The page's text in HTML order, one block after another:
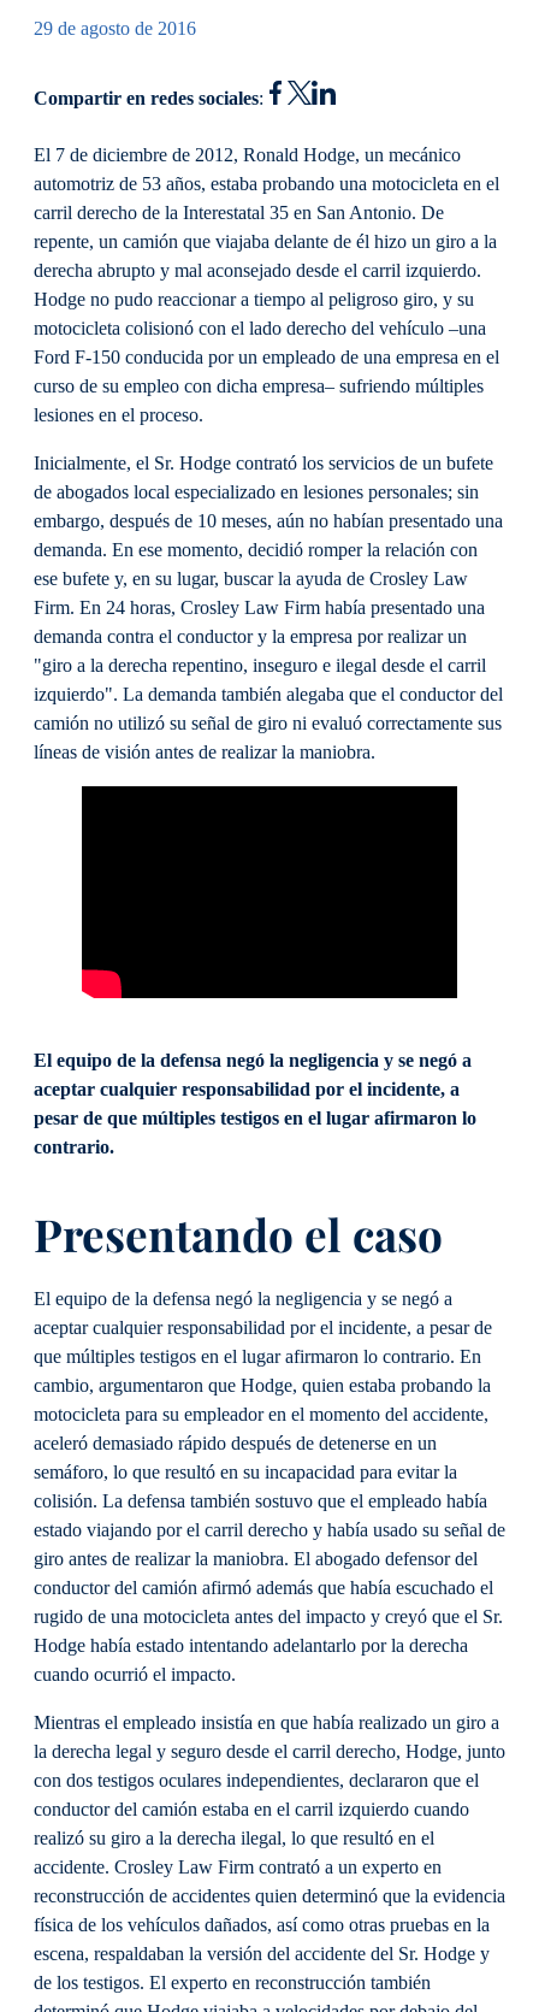
29 de agosto de 2016
Compartir en redes sociales:
El 7 de diciembre de 2012, Ronald Hodge, un mecánico
automotriz de 53 años, estaba probando una motocicleta en el
carril derecho de la Interestatal 35 en San Antonio. De
repente, un camión que viajaba delante de él hizo un giro a la
derecha abrupto y mal aconsejado desde el carril izquierdo.
Hodge no pudo reaccionar a tiempo al peligroso giro, y su
motocicleta colisionó con el lado derecho del vehículo –una
Ford F-150 conducida por un empleado de una empresa en el
curso de su empleo con dicha empresa– sufriendo múltiples
lesiones en el proceso.
Inicialmente, el Sr. Hodge contrató los servicios de un bufete
de abogados local especializado en lesiones personales; sin
embargo, después de 10 meses, aún no habían presentado una
demanda. En ese momento, decidió romper la relación con
ese bufete y, en su lugar, buscar la ayuda de Crosley Law
Firm. En 24 horas, Crosley Law Firm había presentado una
demanda contra el conductor y la empresa por realizar un
"giro a la derecha repentino, inseguro e ilegal desde el carril
izquierdo". La demanda también alegaba que el conductor del
camión no utilizó su señal de giro ni evaluó correctamente sus
líneas de visión antes de realizar la maniobra.
El equipo de la defensa negó la negligencia y se negó a
aceptar cualquier responsabilidad por el incidente, a
pesar de que múltiples testigos en el lugar afirmaron lo
contrario.
Presentando el caso
El equipo de la defensa negó la negligencia y se negó a
aceptar cualquier responsabilidad por el incidente, a pesar de
que múltiples testigos en el lugar afirmaron lo contrario. En
cambio, argumentaron que Hodge, quien estaba probando la
motocicleta para su empleador en el momento del accidente,
aceleró demasiado rápido después de detenerse en un
semáforo, lo que resultó en su incapacidad para evitar la
colisión. La defensa también sostuvo que el empleado había
estado viajando por el carril derecho y había usado su señal de
giro antes de realizar la maniobra. El abogado defensor del
conductor del camión afirmó además que había escuchado el
rugido de una motocicleta antes del impacto y creyó que el Sr.
Hodge había estado intentando adelantarlo por la derecha
cuando ocurrió el impacto.
Mientras el empleado insistía en que había realizado un giro a
la derecha legal y seguro desde el carril derecho, Hodge, junto
con dos testigos oculares independientes, declararon que el
conductor del camión estaba en el carril izquierdo cuando
realizó su giro a la derecha ilegal, lo que resultó en el
accidente. Crosley Law Firm contrató a un experto en
reconstrucción de accidentes quien determinó que la evidencia
física de los vehículos dañados, así como otras pruebas en la
escena, respaldaban la versión del accidente del Sr. Hodge y
de los testigos. El experto en reconstrucción también